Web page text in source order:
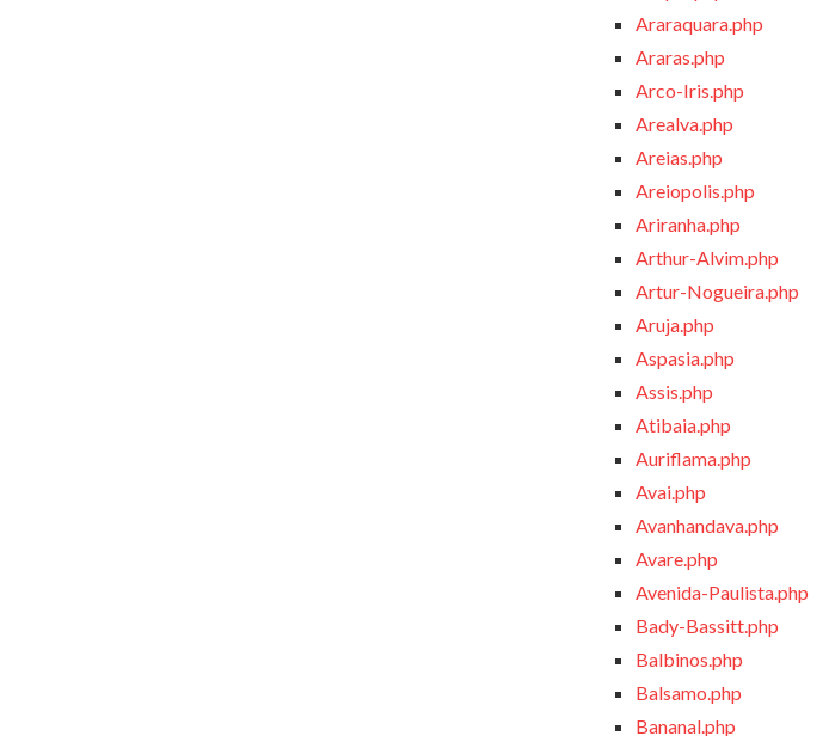
Araraquara.php
Araras.php
Arco-Iris.php
Arealva.php
Areias.php
Areiopolis.php
Ariranha.php
Arthur-Alvim.php
Artur-Nogueira.php
Aruja.php
Aspasia.php
Assis.php
Atibaia.php
Auriflama.php
Avai.php
Avanhandava.php
Avare.php
Avenida-Paulista.php
Bady-Bassitt.php
Balbinos.php
Balsamo.php
Bananal.php